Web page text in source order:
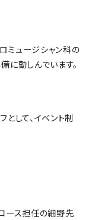
ミュージシャン科の
に勤しんでいます。
して、イベント制
ース担任の細野先